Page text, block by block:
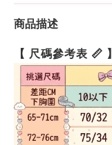
商品描述
【 尺碼參考表 📏 】